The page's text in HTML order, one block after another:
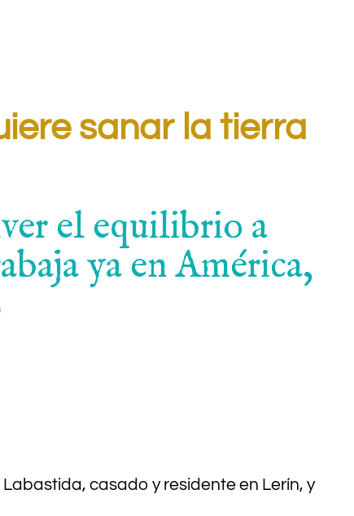
sanar la tierra
el equilibrio a
ya en América,
casado y residente en Lerín, y